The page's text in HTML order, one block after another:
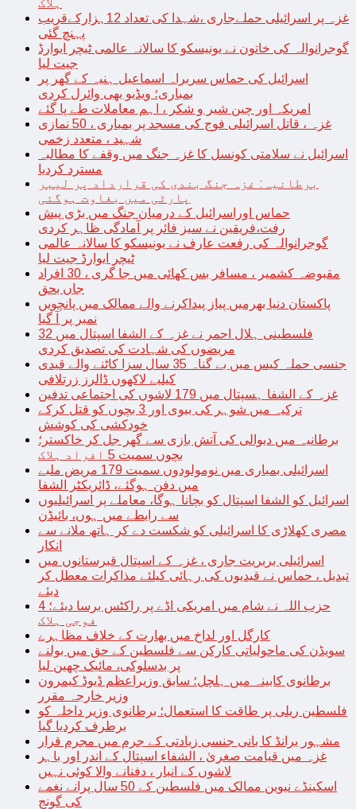
ہلاک
غزہ پر اسرائیلی حملےجاری ،شہدا کی تعداد 12ہزارکےقریب
پہنچ گئی
گوجرانوالہ کی خاتون نے یونیسکو کا سالانہ عالمی ٹیچر ایوارڈ
جیت لیا
اسرائیل کی حماس سربراہ اسماعیل ہنیہ کے گھر پر
بمباری؛ ویڈیو بھی وائرل کردی
امریکہ اور چین شیر و شکر ، اہم معاملات طے پا گئے
غزہ ، قاتل اسرائیلی فوج کی مسجد پر بمباری ، 50 نمازی
شہید ، متعدد زخمی
اسرائیل نے سلامتی کونسل کا غزہ جنگ میں وقفے کا مطالبہ
مسترد کردیا
برطانیہ: غزہ جنگ بندی کی قرارداد پر لیبر
پارٹی میں بغاوت ہوگئی
حماس اوراسرائیل کے درمیان جنگ میں بڑی پیش
رفت،فریقین نے سیز فائر پر آمادگی ظاہر کردی
گوجرانوالہ کی رفعت عارف نے یونیسکو کا سالانہ عالمی
ٹیچر ایوارڈ جیت لیا
مقبوضہ کشمیر ، مسافر بس کھائی میں جا گری ، 30 افراد
جاں بحق
پاکستان دنیا بھرمیں پیاز پیداکرنے والے ممالک میں پانچویں
نمبر پر آ گیا
فلسطینی ہلال احمر نے غزہ کے الشفا اسپتال میں 32
مریضوں کی شہادت کی تصدیق کردی
جنسی حملہ کیس میں بے گناہ 35 سال سزا کاٹنے والے قیدی
کیلیے لاکھوں ڈالرز زرتلافی
غزہ کے الشفا ہسپتال میں 179 لاشوں کی اجتماعی تدفین
ترکیہ میں شوہر کی بیوی اور 3 بچوں کو قتل کرکے
خودکشی کی کوشش
برطانیہ میں دیوالی کی آتش بازی سے گھر جل کر خاکستر؛
بچوں سمیت 5 افراد ہلاک
اسرائیلی بمباری میں نومولودوں سمیت 179 مریض ملبے
میں دفن ہوگئے، ڈائریکٹر الشفا
اسرائیل کو الشفا اسپتال کو بچانا ہوگا، معاملے پر اسرائیلیوں
سے رابطے میں ہوں، بائیڈن
مصری کھلاڑی کا اسرائیلی کو شکست دے کر ہاتھ ملانے سے
انکار
اسرائیلی بربریت جاری ، غزہ کے اسپتال قبرستانوں میں
تبدیل ، حماس نے قیدیوں کی رہائی کیلئے مذاکرات معطل کر
دیئے
حزب اللہ نے شام میں امریکی اڈے پر راکٹس برسا دیئے؛ 4
فوجی ہلاک
کارگل اور لداخ میں بھارت کے خلاف مظاہرے
سویڈن کی ماحولیاتی کارکن سے فلسطین کے حق میں بولنے
پر بدسلوکی، مائیک چھین لیا
برطانوی کابینہ میں ہلچل؛ سابق وزیراعظم ڈیوڈ کیمرون
وزیر خارجہ مقرر
فلسطین ریلی پر طاقت کا استعمال؛ برطانوی وزیر داخلہ کو
برطرف کردیا گیا
مشہور برانڈ کا بانی جنسی زیادتی کے جرم میں مجرم قرار
غزہ میں قیامت صغریٰ ، الشفاء اسپتال کے اندر اور باہر
لاشوں کے انبار ، دفنانے والا کوئی نہیں
اسکینڈے نیوین ممالک میں فلسطین کے 50 سال پرانے نغمے
کی گونج